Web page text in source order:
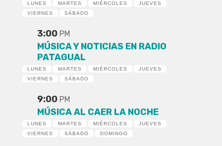
LUNES MARTES MIÉRCOLES
JUEVES
VIERNES
SÁBADO
3:00 PM
MÚSICA Y NOTICIAS EN RADIO
PATAGUAL
LUNES MARTES MIÉRCOLES
JUEVES
VIERNES
SÁBADO
9:00 PM
MÚSICA AL CAER LA NOCHE
LUNES MARTES MIÉRCOLES
JUEVES
VIERNES
SÁBADO DOMINGO